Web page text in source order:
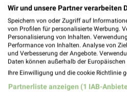
Fressnapf
Wir und unsere Partner verarbeiten
Speichern von oder Zugriff auf
von Profilen für personalisierte Werbung.
Personalisierung von Inhalten.
Performance von Inhalten. Analyse von
und Verbesserung der Angebote.
Daten können außerhalb der
Ihre Einwilligung und die cookie Richtlinie
Partnerliste anzeigen (1 IAB-